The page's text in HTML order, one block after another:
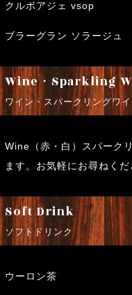
クルボアジェ vsop
ブラーグラン ソラージュ
Wine・Sparkling
ワイン・スパークリングワ
Wine（赤・白）スパーク
ます。お気軽にお尋ねくだ
Soft Drink
ソフトドリンク
ウーロン茶